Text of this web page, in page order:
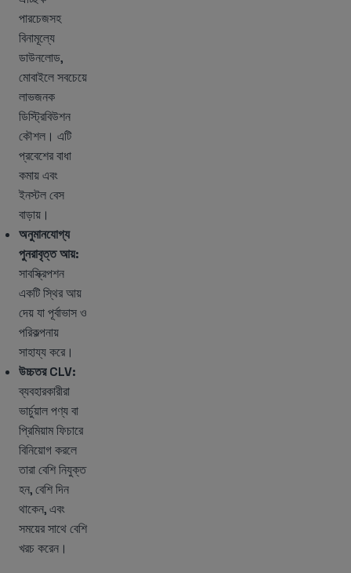
পারচেজসহ
বিনামূল্যে
ডাউনলোড,
মোবাইলে সবচেয়ে
লাভজনক
ডিস্ট্রিবিউশন
কৌশল। এটি
প্রবেশের বাধা
কমায় এবং
ইনস্টল বেস
বাড়ায়।
অনুমানযোগ্য
পুনরাবৃত্ত আয়:
সাবস্ক্রিপশন
একটি স্থির আয়
দেয় যা পূর্বাভাস ও
পরিকল্পনায়
সাহায্য করে।
উচ্চতর CLV:
ব্যবহারকারীরা
ভার্চুয়াল পণ্য বা
প্রিমিয়াম ফিচারে
বিনিয়োগ করলে
তারা বেশি নিযুক্ত
হন, বেশি দিন
থাকেন, এবং
সময়ের সাথে বেশি
খরচ করেন।